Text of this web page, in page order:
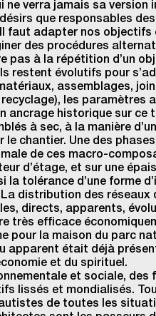
verra jamais sa
que responsables
faut adapter nos
des procédures
pas à la répétition d’un
restent évolutifs pour
assemblages,
les
ancrage historique sur
à sec, à la manière
chantier. Une des
de ces macro-
d’étage, et sur une
la tolérance d’une
distribution des
directs, apparents,
très efficace
pour la maison du parc
était déjà
et du spirituel.
et sociale,
lissés et mondialisés.
de toutes les